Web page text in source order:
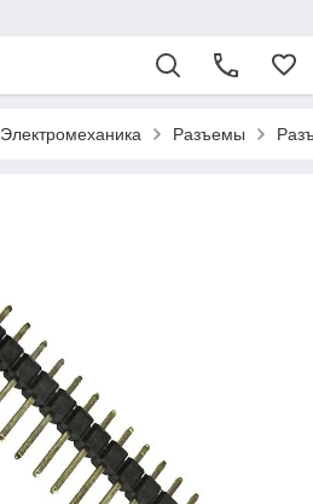
Электромеханика Разъемы